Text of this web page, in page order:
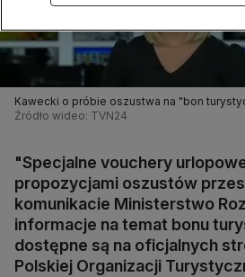
Kawecki o próbie oszustwa na "bon
Źródło wideo: TVN24
"Specjalne vouchery
propozycjami oszustów
komunikacie Ministerstwo
informacje na temat bonu
dostępne są na oficjalnych
Polskiej Organizacji